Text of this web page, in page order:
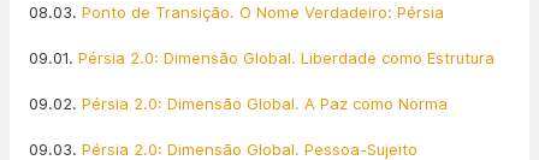
08.03. Ponto de Transição. O Nome Verdadeiro: Pérsia
09.01. Pérsia 2.0: Dimensão Global. Liberdade como Estrutura
09.02. Pérsia 2.0: Dimensão Global. A Paz como Norma
09.03. Pérsia 2.0: Dimensão Global. Pessoa-Sujeito